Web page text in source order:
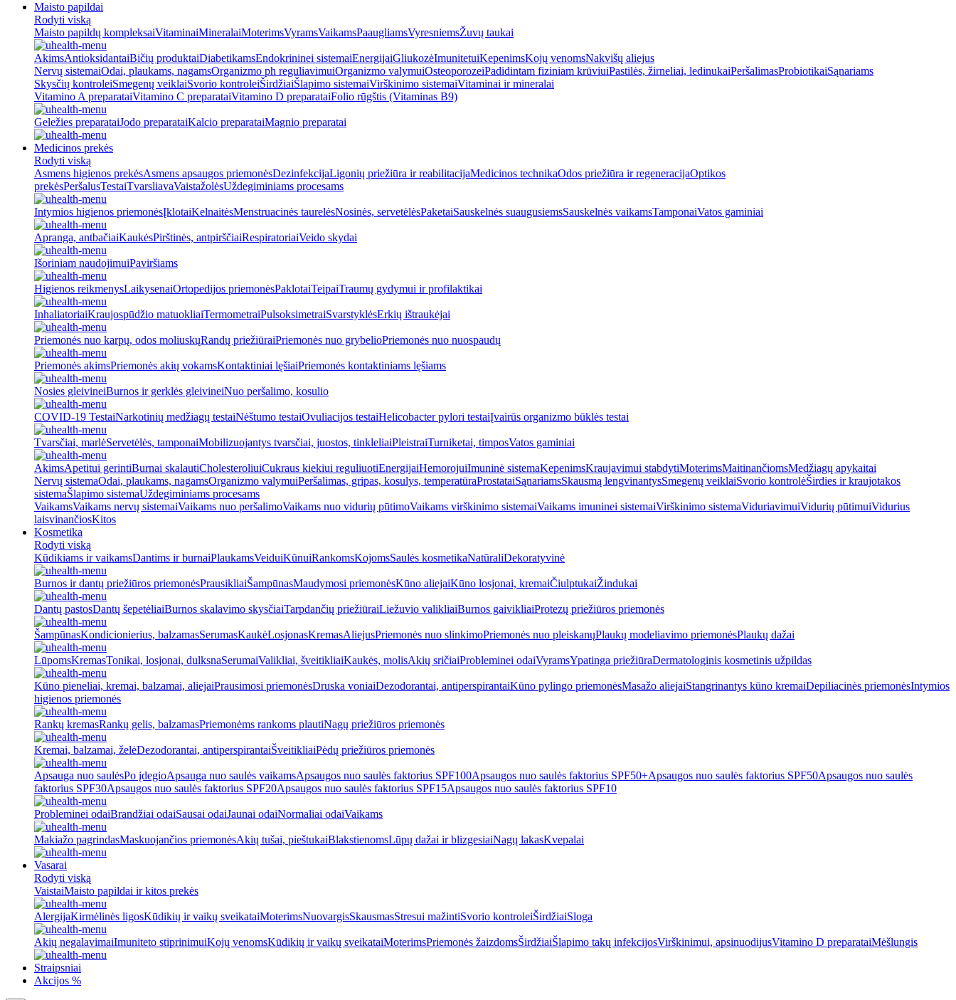
Maisto papildai
Rodyti viską
Maisto papildų kompleksaiVitaminaiMineralaiMoterimsVyramsVaikamsPaaugliamsVyresniemsŽuvų taukai
AkimsAntioksidantaiBičių produktaiDiabetikamsEndokrininei sistemaiEnergijaiGliukozėImunitetuiKepenimsKojų venomsNakvišų aliejus
Nervų sistemaiOdai, plaukams, nagamsOrganizmo ph reguliavimuiOrganizmo valymuiOsteoporozeiPadidintam fiziniam krūviuiPastilės, žirneliai, ledinukaiPeršalimasProbiotikaiSąnariams
Skysčių kontroleiSmegenų veiklaiSvorio kontroleiŠirdžiaiŠlapimo sistemaiVirškinimo sistemaiVitaminai ir mineralai
Vitamino A preparataiVitamino C preparataiVitamino D preparataiFolio rūgštis (Vitaminas B9)
Geležies preparataiJodo preparataiKalcio preparataiMagnio preparatai
Medicinos prekės
Rodyti viską
Asmens higienos prekėsAsmens apsaugos priemonėsDezinfekcijaLigonių priežiūra ir reabilitacijaMedicinos technikaOdos priežiūra ir regeneracijaOptikos
prekėsPeršalusTestaiTvarsliavaVaistažolėsUždegiminiams procesams
Intymios higienos priemonėsĮklotaiKelnaitėsMenstruacinės taurelėsNosinės, servetėlėsPaketaiSauskelnės suaugusiemsSauskelnės vaikamsTamponaiVatos gaminiai
Apranga, antbačiaiKaukėsPirštinės, antpirščiaiRespiratoriaiVeido skydai
Išoriniam naudojimuiPaviršiams
Higienos reikmenysLaikysenaiOrtopedijos priemonėsPaklotaiTeipaiTraumų gydymui ir profilaktikai
InhaliatoriaiKraujospūdžio matuokliaiTermometraiPulsoksimetraiSvarstyklėsErkių ištraukėjai
Priemonės nuo karpų, odos moliuskųRandų priežiūraiPriemonės nuo grybelioPriemonės nuo nuospaudų
Priemonės akimsPriemonės akių vokamsKontaktiniai lęšiaiPriemonės kontaktiniams lęšiams
Nosies gleivineiBurnos ir gerklės gleivineiNuo peršalimo, kosulio
COVID-19 TestaiNarkotinių medžiagų testaiNėštumo testaiOvuliacijos testaiHelicobacter pylori testaiĮvairūs organizmo būklės testai
Tvarsčiai, marlėServetėlės, tamponaiMobilizuojantys tvarsčiai, juostos, tinkleliaiPleistraiTurniketai, timposVatos gaminiai
AkimsApetitui gerintiBurnai skalautiCholesteroliuiCukraus kiekiui reguliuotiEnergijaiHemorojuiImuninė sistemaKepenimsKraujavimui stabdytiMoterimsMaitinančiomsMedžiagų apykaitai
Nervų sistemaOdai, plaukams, nagamsOrganizmo valymuiPeršalimas, gripas, kosulys, temperatūraProstataiSąnariamsSkausmą lengvinantysSmegenų veiklaiSvorio kontrolėŠirdies ir kraujotakos
sistemaŠlapimo sistemaUždegiminiams procesams
VaikamsVaikams nervų sistemaiVaikams nuo peršalimoVaikams nuo vidurių pūtimoVaikams virškinimo sistemaiVaikams imuninei sistemaiVirškinimo sistemaViduriavimuiVidurių pūtimuiVidurius
laisvinančiosKitos
Kosmetika
Rodyti viską
Kūdikiams ir vaikamsDantims ir burnaiPlaukamsVeiduiKūnuiRankomsKojomsSaulės kosmetikaNatūraliDekoratyvinė
Burnos ir dantų priežiūros priemonėsPrausikliaiŠampūnasMaudymosi priemonėsKūno aliejaiKūno losjonai, kremaiČiulptukaiŽindukai
Dantų pastosDantų šepetėliaiBurnos skalavimo skysčiaiTarpdančių priežiūraiLiežuvio valikliaiBurnos gaivikliaiProtezų priežiūros priemonės
ŠampūnasKondicionierius, balzamasSerumasKaukėLosjonasKremasAliejusPriemonės nuo slinkimoPriemonės nuo pleiskanųPlaukų modeliavimo priemonėsPlaukų dažai
LūpomsKremasTonikai, losjonai, dulksnaSerumaiValikliai, šveitikliaiKaukės, molisAkių sričiaiProbleminei odaiVyramsYpatinga priežiūraDermatologinis kosmetinis užpildas
Kūno pieneliai, kremai, balzamai, aliejaiPrausimosi priemonėsDruska voniaiDezodorantai, antiperspirantaiKūno pylingo priemonėsMasažo aliejaiStangrinantys kūno kremaiDepiliacinės priemonėsIntymios
higienos priemonės
Rankų kremasRankų gelis, balzamasPriemonėms rankoms plautiNagų priežiūros priemonės
Kremai, balzamai, želėDezodorantai, antiperspirantaiŠveitikliaiPėdų priežiūros priemonės
Apsauga nuo saulėsPo įdegioApsauga nuo saulės vaikamsApsaugos nuo saulės faktorius SPF100Apsaugos nuo saulės faktorius SPF50+Apsaugos nuo saulės faktorius SPF50Apsaugos nuo saulės
faktorius SPF30Apsaugos nuo saulės faktorius SPF20Apsaugos nuo saulės faktorius SPF15Apsaugos nuo saulės faktorius SPF10
Probleminei odaiBrandžiai odaiSausai odaiJaunai odaiNormaliai odaiVaikams
Makiažo pagrindasMaskuojančios priemonėsAkių tušai, pieštukaiBlakstienomsLūpų dažai ir blizgesiaiNagų lakasKvepalai
Vasarai
Rodyti viską
VaistaiMaisto papildai ir kitos prekės
AlergijaKirmėlinės ligosKūdikių ir vaikų sveikataiMoterimsNuovargisSkausmasStresui mažintiSvorio kontroleiŠirdžiaiSloga
Akių negalavimaiImuniteto stiprinimuiKojų venomsKūdikių ir vaikų sveikataiMoterimsPriemonės žaizdomsŠirdžiaiŠlapimo takų infekcijosVirškinimui, apsinuodijusVitamino D preparataiMėšlungis
Straipsniai
Akcijos %